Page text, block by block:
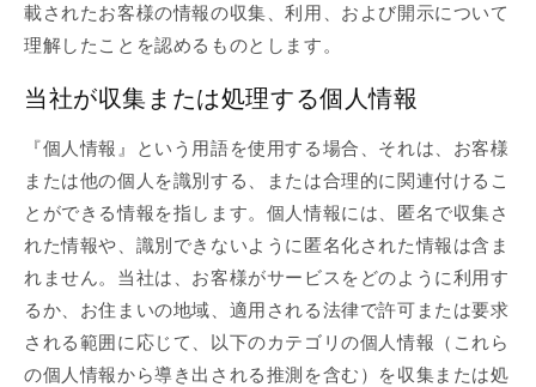
載されたお客様の情報の収集、利用、および開示について
理解したことを認めるものとします。
当社が収集または処理する個人情報
『個人情報』という用語を使用する場合、それは、お客様
または他の個人を識別する、または合理的に関連付けるこ
とができる情報を指します。個人情報には、匿名で収集さ
れた情報や、識別できないように匿名化された情報は含ま
れません。当社は、お客様がサービスをどのように利用す
るか、お住まいの地域、適用される法律で許可または要求
される範囲に応じて、以下のカテゴリの個人情報（これら
の個人情報から導き出される推測を含む）を収集または処